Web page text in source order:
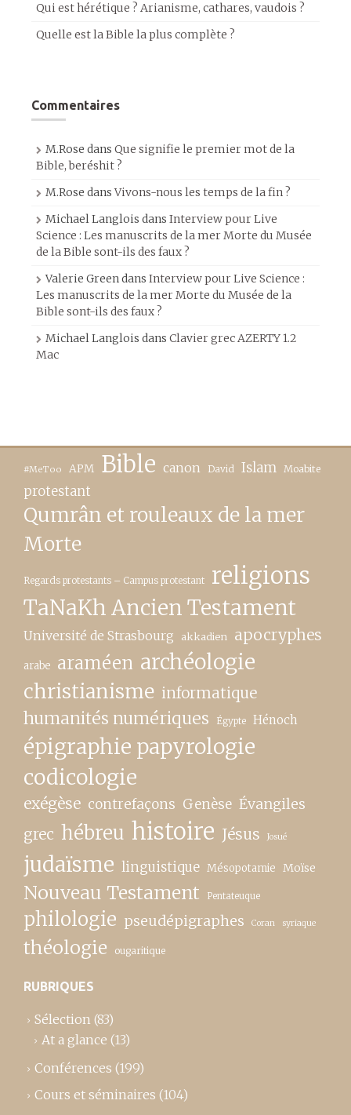
Qui est hérétique ? Arianisme, cathares, vaudois ?
Quelle est la Bible la plus complète ?
Commentaires
M.Rose dans Que signifie le premier mot de la
Bible, beréshit ?
M.Rose dansVivons-nous les temps de la fin ?
Michael Langlois dans Interview pour Live
Science : Les manuscrits de la mer Morte du Musée
de la Bible sont-ils des faux ?
Valerie Greendans Interview pour Live Science :
Les manuscrits de la mer Morte du Musée de la
Bible sont-ils des faux ?
Michael Langlois dans Clavier grec AZERTY 1.2
Mac
#MeToo APM Bible canon David Islam Moabite
protestant
Qumrân et rouleaux de la mer
Morte
Regards protestants – Campus protestant religions
TaNaKh Ancien Testament
Université de Strasbourg akkadien apocryphes
arabe araméen archéologie
christianisme informatique
humanités numériques Égypte Hénoch
épigraphie papyrologie
codicologie
exégèse contrefaçons Genèse Évangiles
grec hébreu histoire Jésus Josué
judaïsme linguistique Mésopotamie Moïse
Nouveau Testament Pentateuque
philologie pseudépigraphes Coran syriaque
théologie ougaritique
RUBRIQUES
Sélection (83)
At a glance (13)
Conférences (199)
Cours et séminaires (104)